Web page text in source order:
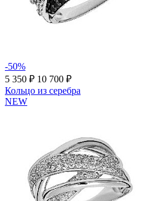
-50%
5 350 ₽ 10 700 ₽
Кольцо из серебра
NEW